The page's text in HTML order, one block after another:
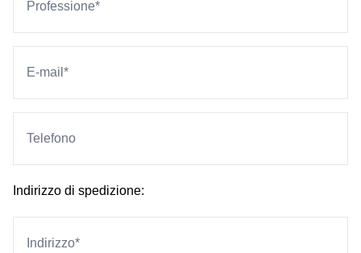
Indirizzo di spedizione: